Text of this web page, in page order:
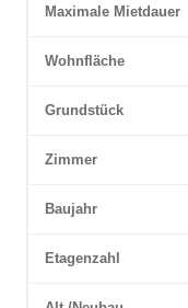
Maximale Mietdauer
Wohnfläche
Grundstück
Zimmer
Baujahr
Etagenzahl